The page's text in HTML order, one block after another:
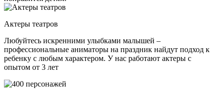
Актеры театров
Любуйтесь искренними улыбками малышей –
профессиональные аниматоры на праздник найдут подход к
ребенку с любым характером. У нас работают актеры с
опытом от 3 лет